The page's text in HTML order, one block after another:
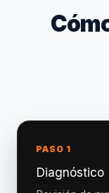
PASO 1
Diagnóstico